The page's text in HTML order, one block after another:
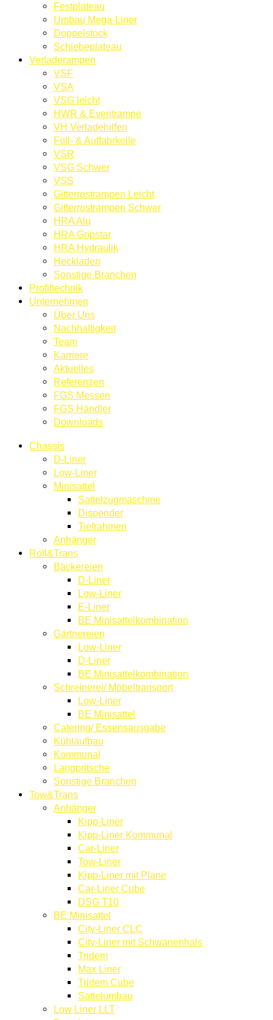
Festplateau
Umbau Mega-Liner
Doppelstock
Schiebeplateau
Verladerampen
VSF
VSA
VSG leicht
HWR & Eventrampe
VH Verladehilfen
Füll- & Auffahrkeile
VSR
VSG Schwer
VSS
Gitterrostrampen Leicht
Gitterrostrampen Schwer
HRA Alu
HRA Gripstar
HRA Hydraulik
Heckladen
Sonstige Branchen
Profiltechnik
Unternehmen
Über Uns
Nachhaltigkeit
Team
Karriere
Aktuelles
Referenzen
FGS Messen
FGS Händler
Downloads
Chassis
D-Liner
Low-Liner
Minisattel
Sattelzugmaschine
Dispender
Tiefrahmen
Anhänger
Roll&Trans
Bäckereien
D-Liner
Low-Liner
E-Liner
BE Minisattelkombination
Gärtnereien
Low-Liner
D-Liner
BE Minisattelkombination
Schreinerei/ Möbeltransport
Low-Liner
BE Minisattel
Catering/ Essensausgabe
Kühlaufbau
Kommunal
Langpritsche
Sonstige Branchen
Tow&Trans
Anhänger
Kipp-Liner
Kipp-Liner Kommunal
Car-Liner
Tow-Liner
Kipp-Liner mit Plane
Car-Liner Cube
DSG T10
BE Minisattel
City-Liner CLC
City-Liner mit Schwanenhals
Tridem
Max Liner
Tridem Cube
Sattelumbau
Low Liner LLT